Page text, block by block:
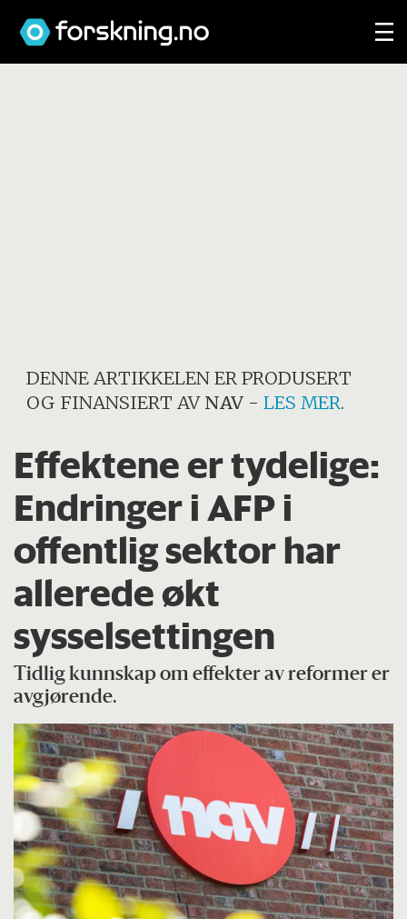
DENNE ARTIKKELEN ER PRODUSERT
OG FINANSIERT AV NAV -LES MER.
Effektene er tydelige:
Endringer i AFP i
offentlig sektor har
allerede økt
sysselsettingen
Tidlig kunnskap om effekter av reformer er
avgjørende.